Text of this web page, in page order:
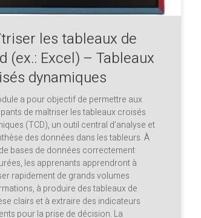
les tableaux de
(ex.: Excel) – Tableaux
dynamiques
a pour objectif de permettre aux
de maîtriser les tableaux croisés
(TCD), un outil central d’analyse et
des données dans les tableurs. À
bases de données correctement
les apprenants apprendront à
rapidement de grands volumes
à produire des tableaux de
clairs et à extraire des indicateurs
pour la prise de décision. La